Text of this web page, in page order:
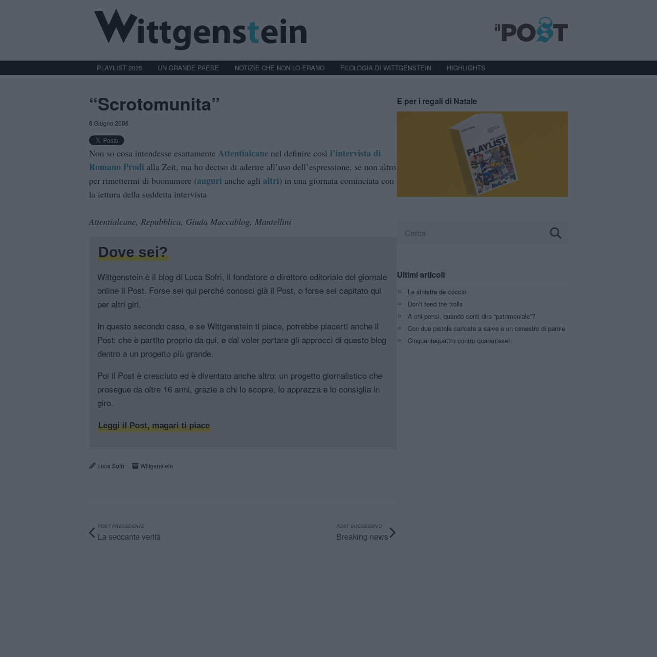
PLAYLIST 2025 UN GRANDE PAESE NOTIZIE CHE NON LO ERANO FILOLOGIA DI WITTGENSTEIN HIGHLIGHTS
“Scrotomunita”
8 Giugno 2006
Non so cosa intendesse esattamente Attentialcane nel definire così l’intervista di
Romano Prodi alla Zeit, ma ho deciso di aderire all’uso dell’espressione, se non altro
per rimettermi di buonumore (auguri anche agli altri) in una giornata cominciata con
la lettura della suddetta intervista
Attentialcane, Repubblica, Giuda Maccablog, Mantellini
Dove sei?
Wittgenstein è il blog di Luca Sofri, il fondatore e direttore editoriale del giornale
online il Post. Forse sei qui perché conosci già il Post, o forse sei capitato qui
per altri giri.
In questo secondo caso, e se Wittgenstein ti piace, potrebbe piacerti anche il
Post: che è partito proprio da qui, e dal voler portare gli approcci di questo blog
dentro a un progetto più grande.
Poi il Post è cresciuto ed è diventato anche altro: un progetto giornalistico che
prosegue da oltre 16 anni, grazie a chi lo scopre, lo apprezza e lo consiglia in
giro.
Leggi il Post, magari ti piace
Luca Sofri Wittgenstein
POST PRECEDENTE
La seccante verità
POST SUCCESSIVO
Breaking news
E per i regali di Natale
Ultimi articoli
La sinistra de coccio
Don’t feed the trolls
A chi pensi, quando senti dire “patrimoniale”?
Con due pistole caricate a salve e un canestro di parole
Cinquantaquattro contro quarantasei